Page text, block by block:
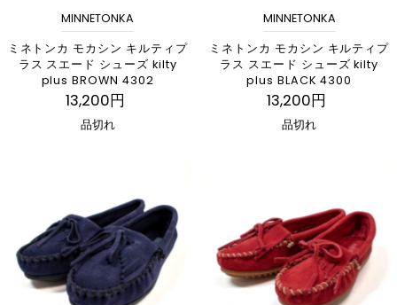
MINNETONKA
ミネトンカ モカシン キルティプ
ラス スエード シューズ kilty
plus BROWN 4302
13,200円
品切れ
MINNETONKA
ミネトンカ モカシン キルティプ
ラス スエード シューズ kilty
plus BLACK 4300
13,200円
品切れ